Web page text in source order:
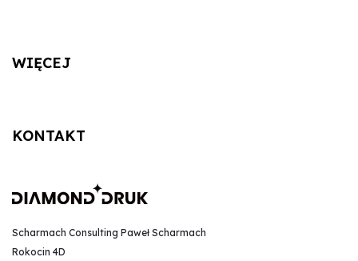
WIĘCEJ
KONTAKT
Scharmach Consulting Paweł Scharmach
Rokocin 4D